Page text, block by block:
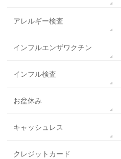
アレルギー検査
インフルエンザワクチン
インフル検査
お盆休み
キャッシュレス
クレジットカード